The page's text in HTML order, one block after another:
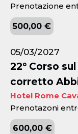
Prenotazione
500,00 €
05/03/2027
22° Corso
corretto
Hotel Rome
Prenotazoni
600,00 €